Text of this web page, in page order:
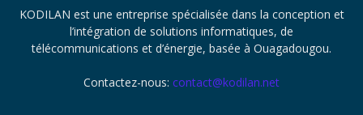
KODILAN est une entreprise spécialisée dans la conception et
l’intégration de solutions informatiques, de
télécommunications et d’énergie, basée à Ouagadougou.
Contactez-nous: contact@kodilan.net